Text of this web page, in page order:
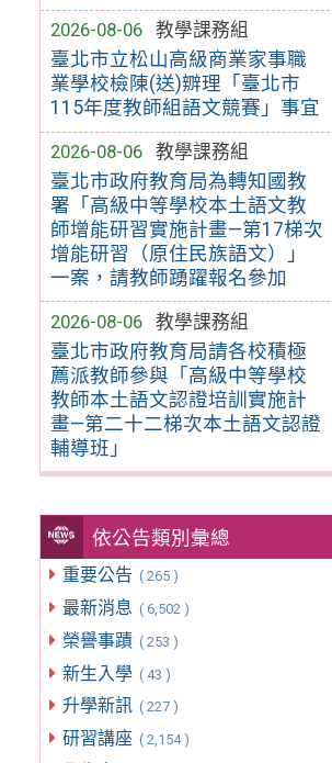
2026-08-06
教學課務組
臺北市立松山高級商業家事職
業學校檢陳(送)辧理「臺北市
115年度教師組語文競賽」事宜
2026-08-06
教學課務組
臺北市政府教育局為轉知國教
署「高級中等學校本土語文教
師增能研習實施計畫—第17梯次
增能研習（原住民族語文）」
一案，請教師踴躍報名參加
2026-08-06
教學課務組
臺北市政府教育局請各校積極
薦派教師參與「高級中等學校
教師本土語文認證培訓實施計
畫—第二十二梯次本土語文認證
輔導班」
依公告類別彙總
重要公告 ( 265 )
最新消息 ( 6,502 )
榮譽事蹟 ( 253 )
新生入學 ( 43 )
升學新訊 ( 227 )
研習講座 ( 2,154 )